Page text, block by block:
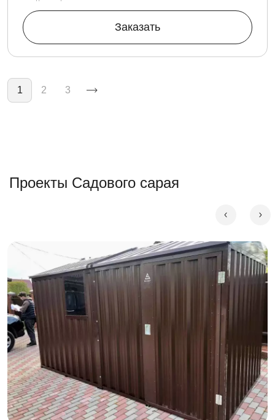
Заказать
Нумерация страниц
1 2 3
Проекты Садового сарая